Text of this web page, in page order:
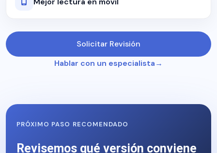
Solicitar Revisión
Hablar con un especialista
PRÓXIMO PASO RECOMENDADO
Revisemos qué versión conviene